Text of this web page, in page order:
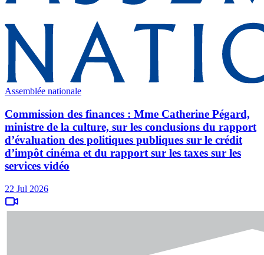
Assemblée nationale
Commission des finances : Mme Catherine Pégard,
ministre de la culture, sur les conclusions du rapport
d’évaluation des politiques publiques sur le crédit
d’impôt cinéma et du rapport sur les taxes sur les
services vidéo
22 Jul 2026